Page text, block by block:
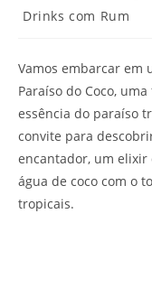
post:
Drinks com Rum
Vamos embarcar em
Paraíso do Coco,
essência do paraíso
convite para
encantador, um
água de coco com o
tropicais.